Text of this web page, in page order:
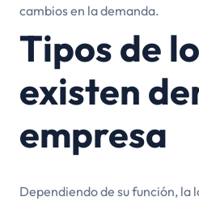
cambios en la demanda.
Tipos de
existen
empresa
Dependiendo de su función, la